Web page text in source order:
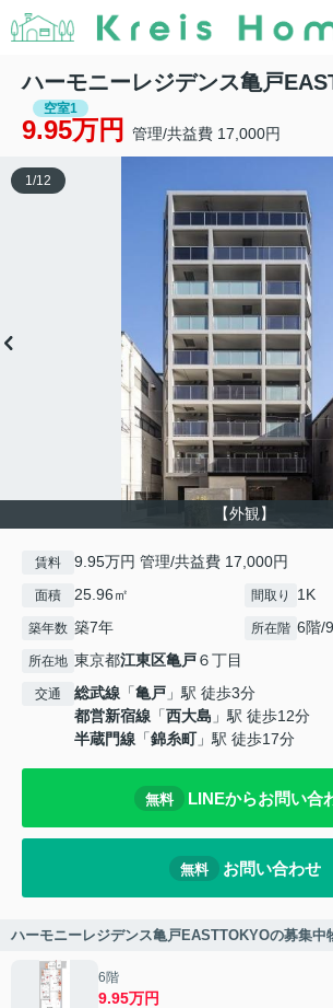
ハーモニーレジデンス亀戸
空室1
9.95万円 管理/共益費 17,000円
【外観】
1/12
賃料 9.95万円 管理/共益費 17,000円
面積 25.96㎡ 間取り 1K
築年数 築7年 所在階 6階/
所在地 東京都江東区亀戸６丁目
交通 総武線 「亀戸 」駅 徒歩3分
都営新宿線 「西大島 」駅 徒歩12分
半蔵門線 「錦糸町」駅 徒歩17分
無料 LINEからお問い合
無料 お問い合わせ
ハーモニーレジデンス亀戸EASTTOKYOの募集中
6階
9.95万円